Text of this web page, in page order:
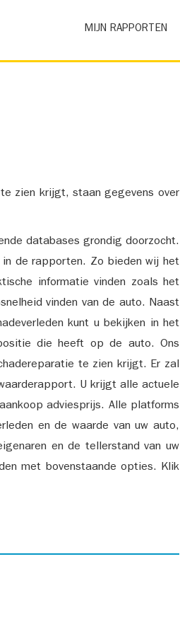
MIJN RAPPORTEN
zien krijgt, staan gegevens over
databases grondig doorzocht.
de rapporten. Zo bieden wij het
informatie vinden zoals het
vinden van de auto. Naast
kunt u bekijken in het
die heeft op de auto. Ons
te zien krijgt. Er zal
U krijgt alle actuele
adviesprijs. Alle platforms
en de waarde van uw auto,
en de tellerstand van uw
met bovenstaande opties. Klik